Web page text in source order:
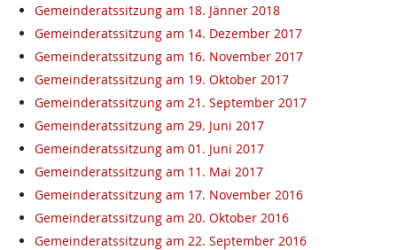
Gemeinderatssitzung am 18. Jänner 2018
Gemeinderatssitzung am 14. Dezember 2017
Gemeinderatssitzung am 16. November 2017
Gemeinderatssitzung am 19. Oktober 2017
Gemeinderatssitzung am 21. September 2017
Gemeinderatssitzung am 29. Juni 2017
Gemeinderatssitzung am 01. Juni 2017
Gemeinderatssitzung am 11. Mai 2017
Gemeinderatssitzung am 17. November 2016
Gemeinderatssitzung am 20. Oktober 2016
Gemeinderatssitzung am 22. September 2016